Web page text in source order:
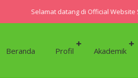
Selamat datang di Official Website
Beranda Profil Akademik